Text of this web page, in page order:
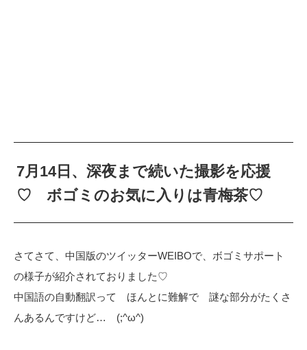
7月14日、深夜まで続いた撮影を応援
♡ ボゴミのお気に入りは青梅茶♡
さてさて、中国版のツイッターWEIBOで、ボゴミサポート
の様子が紹介されておりました♡
中国語の自動翻訳って ほんとに難解で 謎な部分がたくさ
んあるんですけど… (;^ω^)